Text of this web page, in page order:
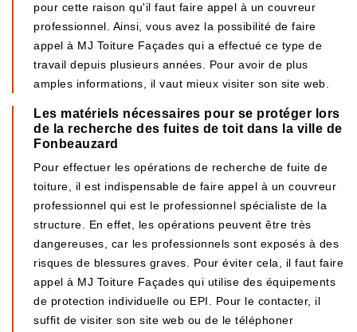
pour cette raison qu'il faut faire appel à un couvreur
professionnel. Ainsi, vous avez la possibilité de faire
appel à MJ Toiture Façades qui a effectué ce type de
travail depuis plusieurs années. Pour avoir de plus
amples informations, il vaut mieux visiter son site web.
Les matériels nécessaires pour se protéger lors
de la recherche des fuites de toit dans la ville de
Fonbeauzard
Pour effectuer les opérations de recherche de fuite de
toiture, il est indispensable de faire appel à un couvreur
professionnel qui est le professionnel spécialiste de la
structure. En effet, les opérations peuvent être très
dangereuses, car les professionnels sont exposés à des
risques de blessures graves. Pour éviter cela, il faut faire
appel à MJ Toiture Façades qui utilise des équipements
de protection individuelle ou EPI. Pour le contacter, il
suffit de visiter son site web ou de le téléphoner